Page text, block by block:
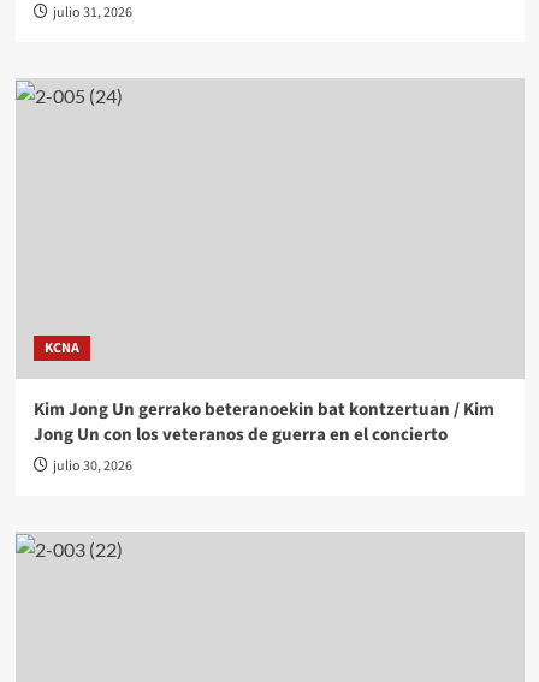
julio 31, 2026
KCNA
Kim Jong Un gerrako beteranoekin bat kontzertuan / Kim
Jong Un con los veteranos de guerra en el concierto
julio 30, 2026